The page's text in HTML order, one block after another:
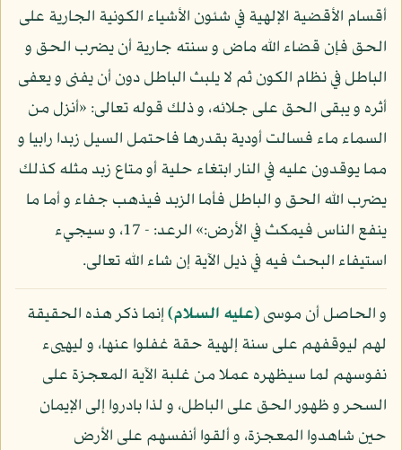
أقسام الأقضية الإلهية في شئون الأشياء الكونية الجارية على
الحق فإن قضاء الله ماض و سنته جارية أن يضرب الحق و
الباطل في نظام الكون ثم لا يلبث الباطل دون أن يفنى و يعفى
أثره و يبقى الحق على جلائه، و ذلك قوله تعالى: «أنزل من
السماء ماء فسالت أودية بقدرها فاحتمل السيل زبدا رابيا و
مما يوقدون عليه في النار ابتغاء حلية أو متاع زبد مثله كذلك
يضرب الله الحق و الباطل فأما الزبد فيذهب جفاء و أما ما
ينفع الناس فيمكث في الأرض:» الرعد: - 17، و سيجيء
استيفاء البحث فيه في ذيل الآية إن شاء الله تعالى.
و الحاصل أن موسى(عليه السلام)إنما ذكر هذه الحقيقة
لهم ليوقفهم على سنة إلهية حقة غفلوا عنها، و ليهيىء
نفوسهم لما سيظهره عملا من غلبة الآية المعجزة على
السحر و ظهور الحق على الباطل، و لذا بادروا إلى الإيمان
حين شاهدوا المعجزة، و ألقوا أنفسهم على الأرض